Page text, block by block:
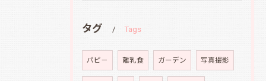
タグ Tags
パピ－ 離乳食 ガーデン 写真撮影